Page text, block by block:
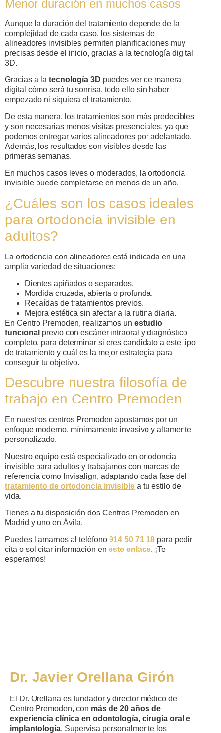
Menor duración en muchos casos
Aunque la duración del tratamiento depende de la
complejidad de cada caso, los sistemas de
alineadores invisibles permiten planificaciones muy
precisas desde el inicio, gracias a la tecnología digital
3D.
Gracias a la tecnología 3D puedes ver de manera
digital cómo será tu sonrisa, todo ello sin haber
empezado ni siquiera el tratamiento.
De esta manera, los tratamientos son más predecibles
y son necesarias menos visitas presenciales, ya que
podemos entregar varios alineadores por adelantado.
Además, los resultados son visibles desde las
primeras semanas.
En muchos casos leves o moderados, la ortodoncia
invisible puede completarse en menos de un año.
¿Cuáles son los casos ideales
para ortodoncia invisible en
adultos?
La ortodoncia con alineadores está indicada en una
amplia variedad de situaciones:
Dientes apiñados o separados.
Mordida cruzada, abierta o profunda.
Recaídas de tratamientos previos.
Mejora estética sin afectar a la rutina diaria.
En Centro Premoden, realizamos un estudio
funcional previo con escáner intraoral y diagnóstico
completo, para determinar si eres candidato a este tipo
de tratamiento y cuál es la mejor estrategia para
conseguir tu objetivo.
Descubre nuestra filosofía de
trabajo en Centro Premoden
En nuestros centros Premoden apostamos por un
enfoque moderno, mínimamente invasivo y altamente
personalizado.
Nuestro equipo está especializado en ortodoncia
invisible para adultos y trabajamos con marcas de
referencia como Invisalign, adaptando cada fase del
tratamiento de ortodoncia invisible a tu estilo de
vida.
Tienes a tu disposición dos Centros Premoden en
Madrid y uno en Ávila.
Puedes llamarnos al teléfono 914 50 71 18 para pedir
cita o solicitar información en este enlace. ¡Te
esperamos!
Dr. Javier Orellana Girón
El Dr. Orellana es fundador y director médico de
Centro Premoden, con más de 20 años de
experiencia clínica en odontología, cirugía oral e
implantología. Supervisa personalmente los